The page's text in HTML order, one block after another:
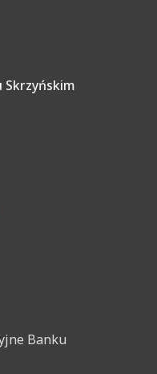
Skrzyńskim
Banku